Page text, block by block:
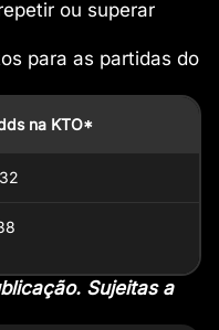
ou superar
para as partidas do
na KTO*
Sujeitas a